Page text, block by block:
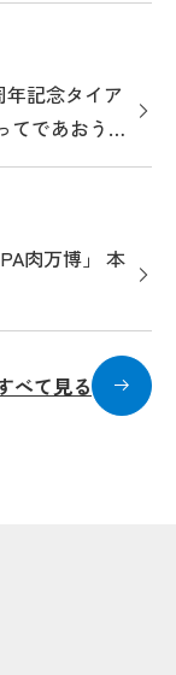
年記念タイア
であおう！
肉万博」 本
べて見る